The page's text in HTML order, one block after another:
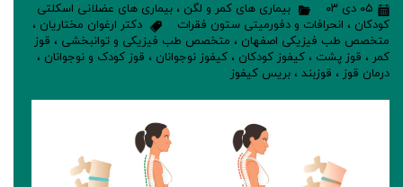
۰۵ دی ۰۳ بیماری های کمر و لگن ، بیماری های عضلانی اسکلتی
کودکان ، انحرافات و دفورمیتی ستون فقرات دکتر ارغوان مختاریان ،
متخصص طب فیزیکی اصفهان ، متخصص طب فیزیکی و توانبخشی ، قوز
کمر ، قوز پشت ، کیفوز کودکان ، کیفوز نوجوانان ، قوز کودک و نوجوانان ،
درمان قوز ، قوزبند ، بریس کیفوز